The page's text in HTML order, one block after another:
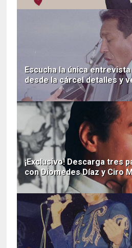
Escucha la única
desde la cárcel detalles y
¡Exclusivo! Descarga tres
con Diomedes Díaz y Ciro